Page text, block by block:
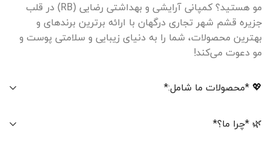
مو هستید؟ کمپانی آرایشی و بهداشتی رضایی (RB) در قلب
جزیره قشم شهر تجاری درگهان با ارائه برترین برندهای و
بهترین محصولات، شما را به دنیای زیبایی و سلامتی پوست و
مو دعوت می‌کند!
💖 *محصولات ما شامل:*
🌿 *چرا ما؟*